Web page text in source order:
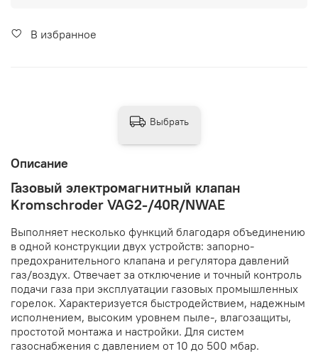
В избранное
Описание
Газовый электромагнитный клапан
Kromschroder VAG2-/40R/NWAE
Выполняет несколько функций благодаря объединению
в одной конструкции двух устройств: запорно-
предохранительного клапана и регулятора давлений
газ/воздух. Отвечает за отключение и точный контроль
подачи газа при эксплуатации газовых промышленных
горелок. Характеризуется быстродействием, надежным
исполнением, высоким уровнем пыле-, влагозащиты,
простотой монтажа и настройки. Для систем
газоснабжения с давлением от 10 до 500 мбар.
Выбрать